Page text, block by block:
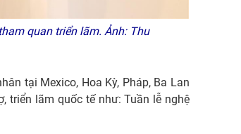
quan triển lãm. Ảnh: Thu
tại Mexico, Hoa Kỳ, Pháp, Ba Lan
triển lãm quốc tế như: Tuần lễ nghệ